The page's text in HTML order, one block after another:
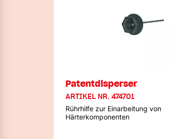
Patentdisperser
ARTIKEL NR. 474701
Rührhilfe zur Einarbeitung von
Härterkomponenten